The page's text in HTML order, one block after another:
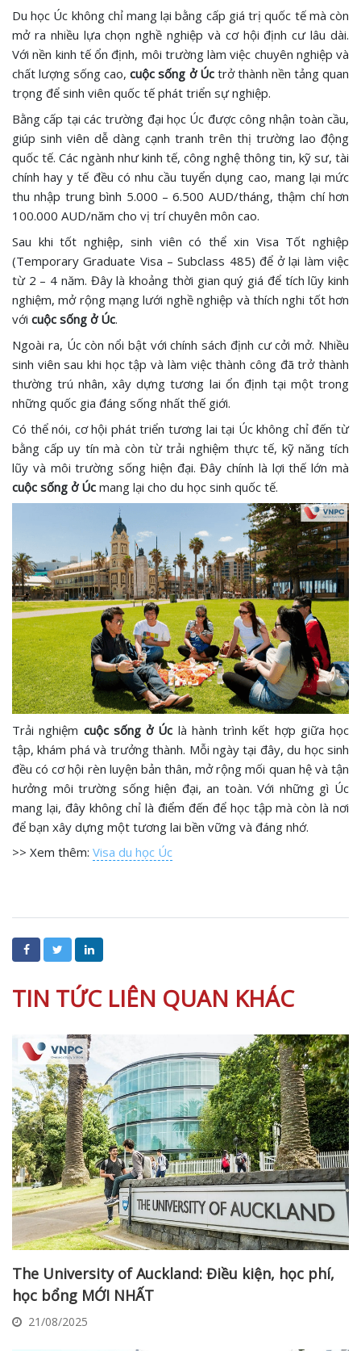
Du học Úc không chỉ mang lại bằng cấp giá trị quốc tế mà còn
mở ra nhiều lựa chọn nghề nghiệp và cơ hội định cư lâu dài.
Với nền kinh tế ổn định, môi trường làm việc chuyên nghiệp và
chất lượng sống cao,cuộc sống ở Úctrở thành nền tảng quan
trọng để sinh viên quốc tế phát triển sự nghiệp.
Bằng cấp tại các trường đại học Úc được công nhận toàn cầu,
giúp sinh viên dễ dàng cạnh tranh trên thị trường lao động
quốc tế. Các ngành như kinh tế, công nghệ thông tin, kỹ sư, tài
chính hay y tế đều có nhu cầu tuyển dụng cao, mang lại mức
thu nhập trung bình 5.000 – 6.500 AUD/tháng, thậm chí hơn
100.000 AUD/năm cho vị trí chuyên môn cao.
Sau khi tốt nghiệp, sinh viên có thể xin Visa Tốt nghiệp
(Temporary Graduate Visa – Subclass 485) để ở lại làm việc
từ 2 – 4 năm. Đây là khoảng thời gian quý giá để tích lũy kinh
nghiệm, mở rộng mạng lưới nghề nghiệp và thích nghi tốt hơn
với cuộc sống ở Úc.
Ngoài ra, Úc còn nổi bật với chính sách định cư cởi mở. Nhiều
sinh viên sau khi học tập và làm việc thành công đã trở thành
thường trú nhân, xây dựng tương lai ổn định tại một trong
những quốc gia đáng sống nhất thế giới.
Có thể nói, cơ hội phát triển tương lai tại Úc không chỉ đến từ
bằng cấp uy tín mà còn từ trải nghiệm thực tế, kỹ năng tích
lũy và môi trường sống hiện đại. Đây chính là lợi thế lớn mà
cuộc sống ở Úc mang lại cho du học sinh quốc tế.
Trải nghiệm cuộc sống ở Úc là hành trình kết hợp giữa học
tập, khám phá và trưởng thành. Mỗi ngày tại đây, du học sinh
đều có cơ hội rèn luyện bản thân, mở rộng mối quan hệ và tận
hưởng môi trường sống hiện đại, an toàn. Với những gì Úc
mang lại, đây không chỉ là điểm đến để học tập mà còn là nơi
để bạn xây dựng một tương lai bền vững và đáng nhớ.
>> Xem thêm: Visa du học Úc
TIN TỨC LIÊN QUAN KHÁC
The University of Auckland: Điều kiện, học phí,
học bổng MỚI NHẤT
21/08/2025